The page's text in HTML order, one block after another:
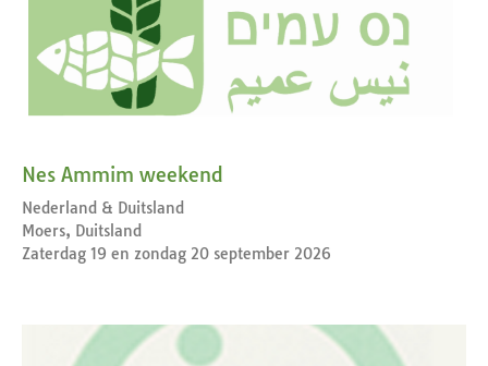
Nes Ammim weekend
Nederland & Duitsland
Moers, Duitsland
Zaterdag 19 en zondag 20 september 2026